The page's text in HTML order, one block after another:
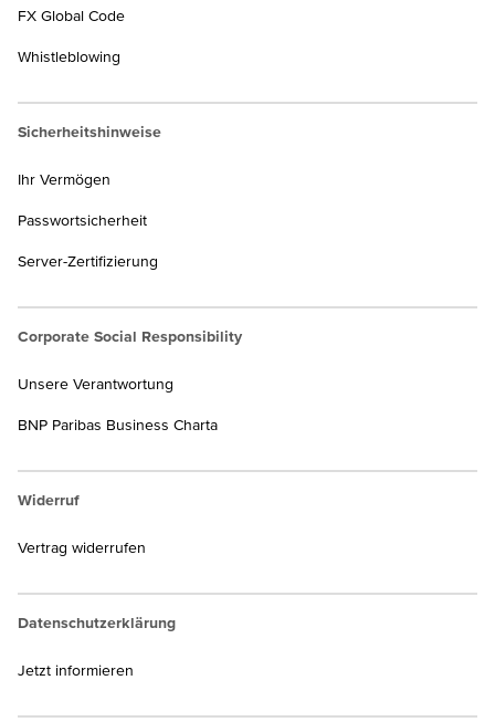
FX Global Code
Whistleblowing
Sicherheitshinweise
Ihr Vermögen
Passwortsicherheit
Server-Zertifizierung
Corporate Social Responsibility
Unsere Verantwortung
BNP Paribas Business Charta
Widerruf
Vertrag widerrufen
Datenschutzerklärung
Jetzt informieren